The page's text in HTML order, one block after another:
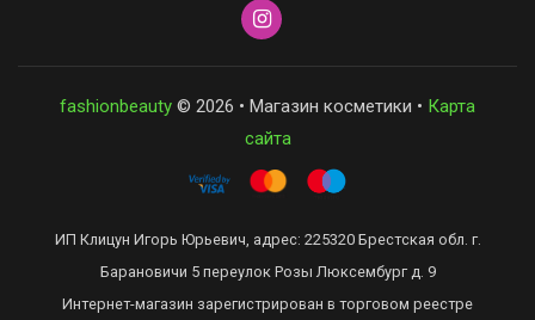
fashionbeauty © 2026 • Магазин косметики • Карта
сайта
ИП Клицун Игорь Юрьевич, адрес: 225320 Брестская обл. г.
Барановичи 5 переулок Розы Люксембург д. 9
Интернет-магазин зарегистрирован в торговом реестре